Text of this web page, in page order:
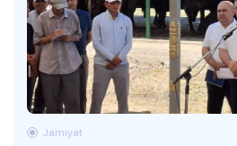
Jamiyat